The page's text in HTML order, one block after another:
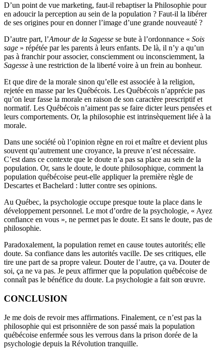
D’un point de vue marketing, faut-il rebaptiser la Philosophie pour
en adoucir la perception au sein de la population ? Faut-il la libérer
de ses origines pour en donner l’image d’une grande nouveauté ?
D’autre part, l’Amour de la Sagesse se bute à l’ordonnance « Sois
sage » répétée par les parents à leurs enfants. De là, il n’y a qu’un
pas à franchir pour associer, consciemment ou inconsciemment, la
Sagesse à une restriction de la liberté voire à un frein au bonheur.
Et que dire de la morale sinon qu’elle est associée à la religion,
rejetée en masse par les Québécois. Les Québécois n’apprécie pas
qu’on leur fasse la morale en raison de son caractère prescriptif et
normatif. Les Québécois n’aiment pas se faire dicter leurs pensées et
leurs comportements. Or, la philosophie est intrinsèquement liée à la
morale.
Dans une société où l’opinion règne en roi et maître et devient plus
souvent qu’autrement une croyance, la preuve n’est nécessaire.
C’est dans ce contexte que le doute n’a pas sa place au sein de la
population. Or, sans le doute, le doute philosophique, comment la
population québécoise peut-elle appliquer la première règle de
Descartes et Bachelard : lutter contre ses opinions.
Au Québec, la psychologie occupe presque toute la place dans le
développement personnel. Le mot d’ordre de la psychologie, « Ayez
confiance en vous », ne permet pas le doute. Et sans le doute, pas de
philosophie.
Paradoxalement, la population remet en cause toutes autorités; elle
doute. Sa confiance dans les autorités vacille. De ses critiques, elle
tire une part de sa propre valeur. Douter de l’autre, ça va. Douter de
soi, ça ne va pas. Je peux affirmer que la population québécoise de
connaît pas le bénéfice du doute. La psychologie a fait son œuvre.
CONCLUSION
Je me dois de revoir mes affirmations. Finalement, ce n’est pas la
philosophie qui est prisonnière de son passé mais la population
québécoise enfermée sous les verrous dans la prison dorée de la
psychologie depuis la Révolution tranquille.